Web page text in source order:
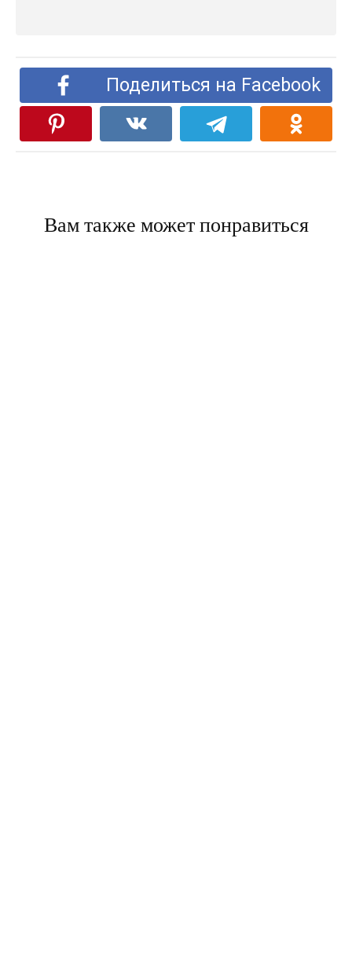
Поделиться на Facebook
Вам также может понравиться